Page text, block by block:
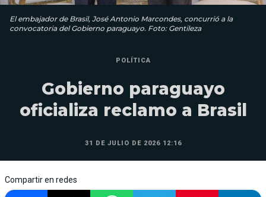
El embajador de Brasil, José Antonio Marcondes, concurrió a la
convocatoria del Gobierno paraguayo. Foto: Gentileza
POLÍTICA
Gobierno paraguayo
oficializa reclamo a Brasil
31 DE JULIO DE 2026 12:16
Compartir en redes